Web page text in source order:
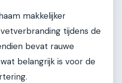
makkelijker
tijdens de
bevat rauwe
belangrijk is voor de